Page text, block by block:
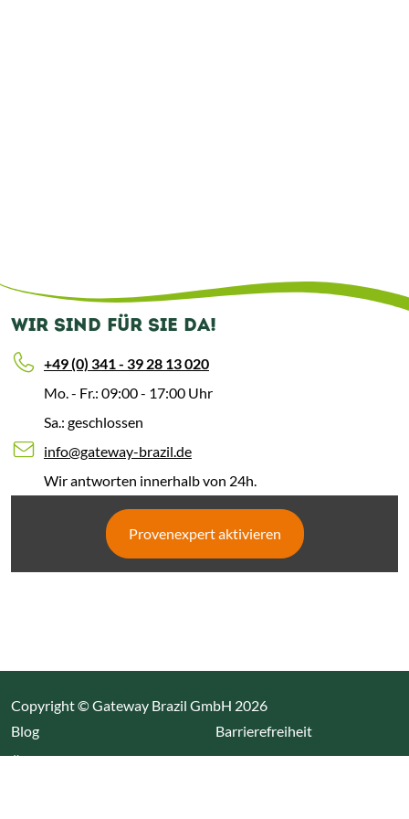
WIR SIND FÜR SIE DA!
+49 (0) 341 - 39 28 13 020
Mo. - Fr.: 09:00 - 17:00 Uhr
Sa.: geschlossen
info@gateway-brazil.de
Wir antworten innerhalb von 24h.
Provenexpert aktivieren
Copyright © Gateway Brazil GmbH 2026
Blog(Link öffnet einen neuen Tab)
Über uns
Barrierefreiheit
Impressum